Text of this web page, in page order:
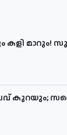
കളി മാറും!
കുറയും;